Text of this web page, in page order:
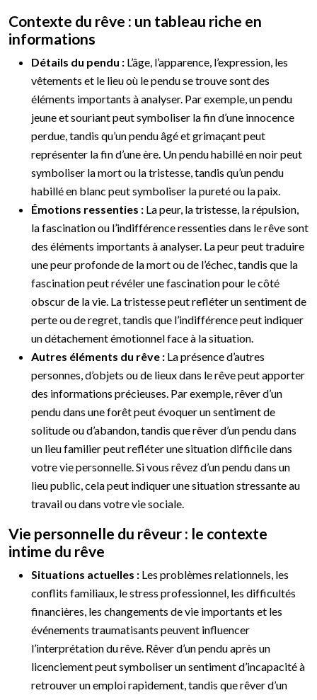
Contexte du rêve : un tableau riche en
informations
Détails du pendu : L’âge, l’apparence, l’expression, les
vêtements et le lieu où le pendu se trouve sont des
éléments importants à analyser. Par exemple, un pendu
jeune et souriant peut symboliser la fin d’une innocence
perdue, tandis qu’un pendu âgé et grimaçant peut
représenter la fin d’une ère. Un pendu habillé en noir peut
symboliser la mort ou la tristesse, tandis qu’un pendu
habillé en blanc peut symboliser la pureté ou la paix.
Émotions ressenties : La peur, la tristesse, la répulsion,
la fascination ou l’indifférence ressenties dans le rêve sont
des éléments importants à analyser. La peur peut traduire
une peur profonde de la mort ou de l’échec, tandis que la
fascination peut révéler une fascination pour le côté
obscur de la vie. La tristesse peut refléter un sentiment de
perte ou de regret, tandis que l’indifférence peut indiquer
un détachement émotionnel face à la situation.
Autres éléments du rêve : La présence d’autres
personnes, d’objets ou de lieux dans le rêve peut apporter
des informations précieuses. Par exemple, rêver d’un
pendu dans une forêt peut évoquer un sentiment de
solitude ou d’abandon, tandis que rêver d’un pendu dans
un lieu familier peut refléter une situation difficile dans
votre vie personnelle. Si vous rêvez d’un pendu dans un
lieu public, cela peut indiquer une situation stressante au
travail ou dans votre vie sociale.
Vie personnelle du rêveur : le contexte
intime du rêve
Situations actuelles : Les problèmes relationnels, les
conflits familiaux, le stress professionnel, les difficultés
financières, les changements de vie importants et les
événements traumatisants peuvent influencer
l’interprétation du rêve. Rêver d’un pendu après un
licenciement peut symboliser un sentiment d’incapacité à
retrouver un emploi rapidement, tandis que rêver d’un